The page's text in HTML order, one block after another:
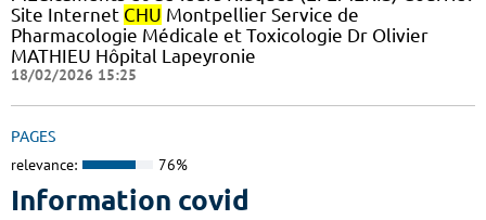
Site Internet CHU Montpellier Service de
Pharmacologie Médicale et Toxicologie Dr Olivier
MATHIEU Hôpital Lapeyronie
18/02/2026 15:25
PAGES
relevance: 76%
Information covid